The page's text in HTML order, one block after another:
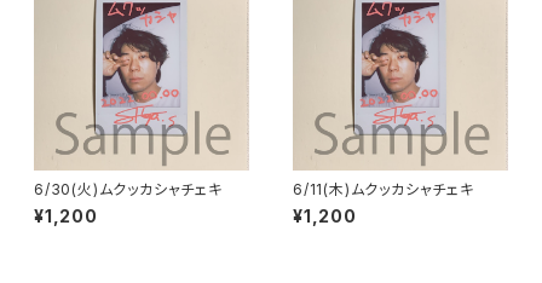
6/30(火)ムクッカシャチェキ
¥1,200
6/11(木)ムクッカシャチェキ
¥1,200